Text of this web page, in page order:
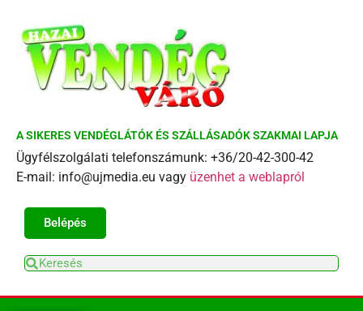
A SIKERES VENDÉGLÁTÓK ÉS SZÁLLÁSADÓK SZAKMAI LAPJA
Ügyfélszolgálati telefonszámunk: +36/20-42-300-42
E-mail: info@ujmedia.eu vagy üzenhet a weblapról
Belépés